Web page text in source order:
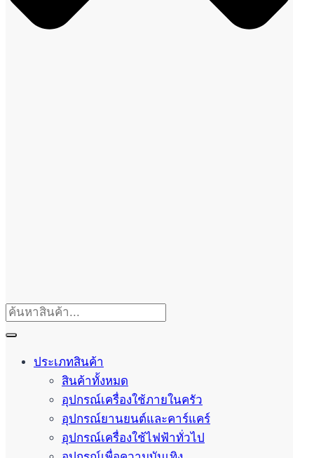
ประเภทสินค้า
สินค้าทั้งหมด
อุปกรณ์เครื่องใช้ภายในครัว
อุปกรณ์ยานยนต์และคาร์แคร์
อุปกรณ์เครื่องใช้ไฟฟ้าทั่วไป